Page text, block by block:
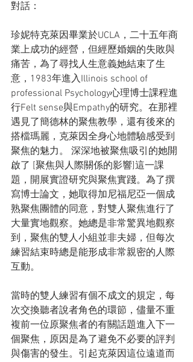
對話：
珍妮特克萊因畢業於UCLA，二十五年商
業上成功的經營，但經歷婚姻的失敗與
痛苦，為了尋找人生意義她結束了生
意，1983年進入Illinois school of
professional Psychology心理博士課程進
行Felt sense與Empathy的研究。在那裡
遇見了簡德林的聚焦教學，還有後來的
搭檔瑪麗，克萊因全身心地體驗感受到
聚焦的魅力。 深深地被聚焦吸引的她開
啟了 [聚焦與人際關係的影響]這一課
題，開展實證研究與聚焦實踐。為了撰
寫博士論文，她取得加尼福尼亞一個成
熟聚焦團體的同意，對雙人聚焦進行了
大量實地觀察。她總是非常驚異地觀察
到，聚焦的雙人小組並非夫婦，但每次
練習結束時總是能形成非常親密的人際
互動。
當時的雙人練習有個不成文的規定，每
次交換聽者說者角色的環節，儘量不重
複前一位原聚焦者的有關話題進入下一
個聚焦，原因是為了避免不必要的評判
與傷害的發生。引起克萊因這位遠道而